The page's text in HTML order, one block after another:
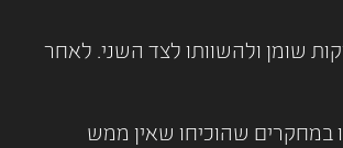
שומן ולהשוותו לצד השני. לאחר
במחקרים שהוכיחו שאין ממש